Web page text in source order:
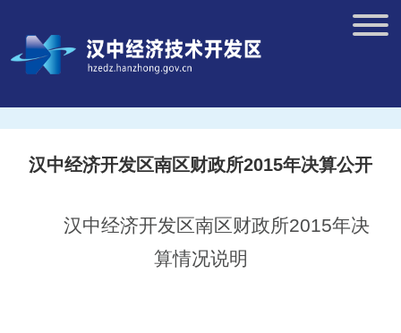
汉中经济开发区南区财政所2015年决算公开
汉中经济开发区南区财政所2015年决
算情况说明